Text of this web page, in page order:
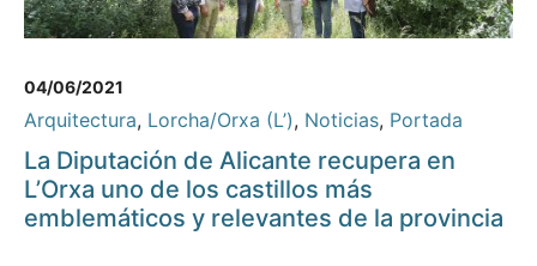
04/06/2021
Arquitectura, Lorcha/Orxa (L’), Noticias, Portada
La Diputación de Alicante recupera en
L’Orxa uno de los castillos más
emblemáticos y relevantes de la provincia